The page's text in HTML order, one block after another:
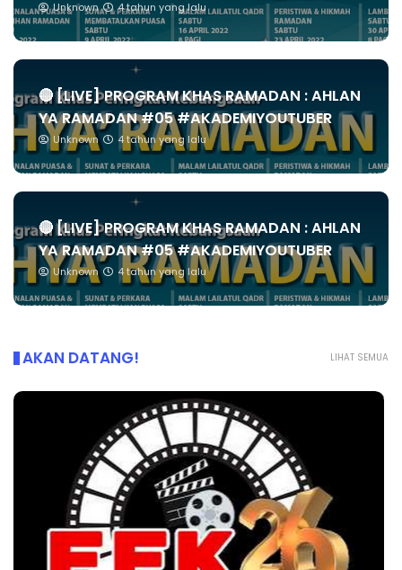
Unknown 4 tahun yang lalu
🔴 [LIVE] PROGRAM KHAS RAMADAN : AHLAN
YA RAMADAN #05 #AKADEMIYOUTUBER
Unknown 4 tahun yang lalu
🔴 [LIVE] PROGRAM KHAS RAMADAN : AHLAN
YA RAMADAN #05 #AKADEMIYOUTUBER
Unknown 4 tahun yang lalu
LIHAT SEMUA
AKAN DATANG!